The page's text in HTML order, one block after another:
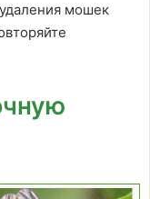
мошек